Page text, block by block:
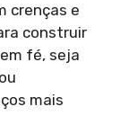
crenças e
construir
fé, seja
mais